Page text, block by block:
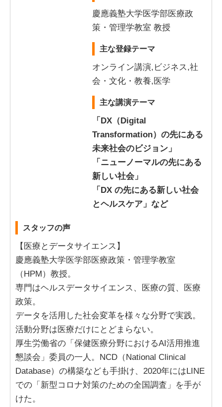
慶應義塾大学医学部医療政
策・管理学教室 教授
主な登録テーマ
オンライン講演,ビジネス,社
会・文化・教養,医学
主な講演テーマ
「DX（Digital
Transformation）の先にある
未来社会のビジョン」
「ニューノーマルの先にある
新しい社会」
「DX の先にある新しい社会
とヘルスケア」など
スタッフの声
【医療とデータサイエンス】
慶應義塾大学医学部医療政策・管理学教室
（HPM）教授。
専門はヘルスデータサイエンス、医療の質、医療
政策。
データを活用した社会変革を様々な分野で実践。
活動分野は医療だけにとどまらない。
厚生労働省の「保健医療分野におけるAI活用推進
懇談会」委員の一人。NCD（National Clinical
Database）の構築なども手掛け、2020年にはLINE
での「新型コロナ対策のための全国調査」を手が
けた。